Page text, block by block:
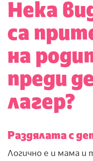
Нека
са
на
преди
лагер?
Раздялата с
Логично е и мама и